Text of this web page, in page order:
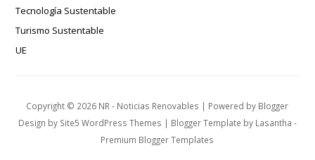
Tecnología Sustentable
Turismo Sustentable
UE
Copyright © 2026 NR - Noticias Renovables | Powered by Blogger
Design by Site5 WordPress Themes | Blogger Template by Lasantha -
Premium Blogger Templates